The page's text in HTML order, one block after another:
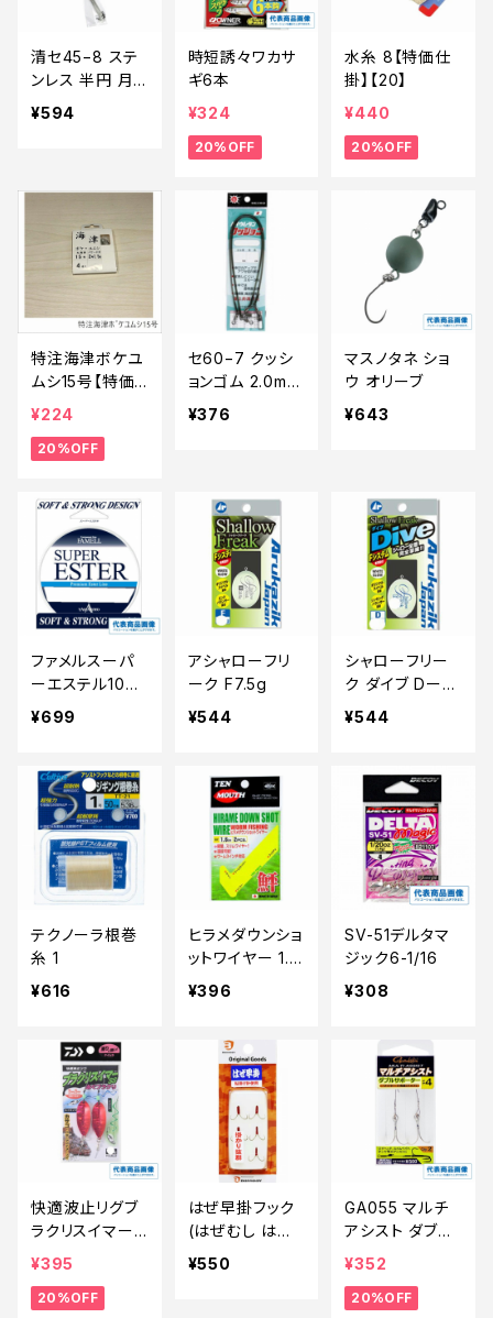
清セ45−8 ステ
ンレス 半円 月
天秤 （パック入）
¥594
時短誘々ワカサ
ギ6本
¥324
20%OFF
水糸 8【特価仕
掛】【20】
¥440
20%OFF
特注海津ボケユ
ムシ15号【特価
仕掛】【20】
¥224
20%OFF
セ60−7 クッシ
ョンゴム 2.0mm
×20ｃm
¥376
マスノタネ ショ
ウ オリーブ
¥643
ファメルスーパ
ーエステル100
m 透明 0.25号
¥699
アシャローフリ
ーク F7.5g
¥544
シャローフリー
ク ダイブ Dー8.
1GホワイトG
¥544
テクノーラ根巻
糸 1
¥616
ヒラメダウンショ
ットワイヤー 1.6
インチ
¥396
SV-51デルタマ
ジック6-1/16
¥308
快適波止リグブ
ラクリスイマーS
S
¥395
20%OFF
はぜ早掛フック
(はぜむし はぜ
玉対応)
¥550
GA055 マルチ
アシスト ダブル
サポーター【特
¥352
20%OFF